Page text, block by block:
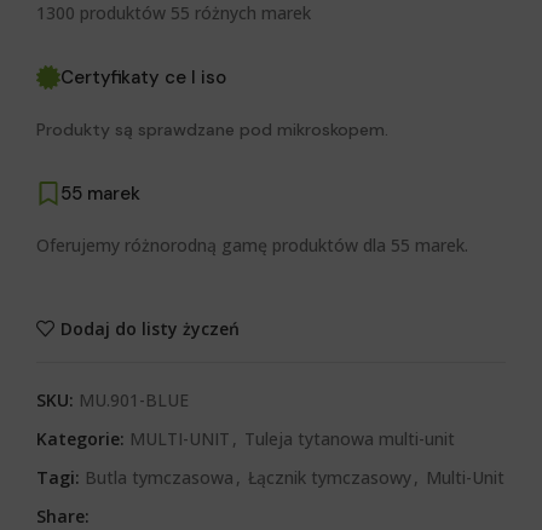
1300 produktów 55 różnych marek
Certyfikaty ce I iso
Produkty są sprawdzane pod mikroskopem.
55 marek
Oferujemy różnorodną gamę produktów dla 55 marek.
Dodaj do listy życzeń
SKU: MU.901-BLUE
Kategorie: MULTI-UNIT , Tuleja tytanowa multi-unit
Tagi: Butla tymczasowa , Łącznik tymczasowy, Multi-Unit
Share: